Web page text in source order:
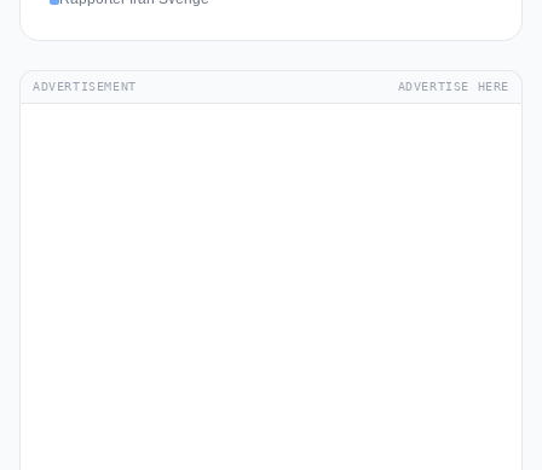
ADVERTISEMENT ADVERTISE HERE